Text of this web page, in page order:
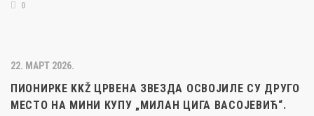
0
22. МАРТ 2026.
ПИОНИРКЕ KKŽ ЦРВЕНА ЗВЕЗДА ОСВОЈИЛЕ СУ ДРУГО
МЕСТО НА МИНИ КУПУ „МИЛАН ЦИГА ВАСОЈЕВИЋ“.